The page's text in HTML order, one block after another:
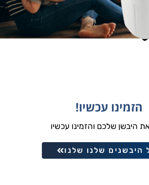
הזמינו עכשיו!
היבשן שלכם והזמינו עכשיו
היבשנים שלנו שלנו